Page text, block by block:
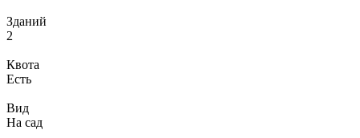
Зданий
2
Квота
Есть
Вид
На сад